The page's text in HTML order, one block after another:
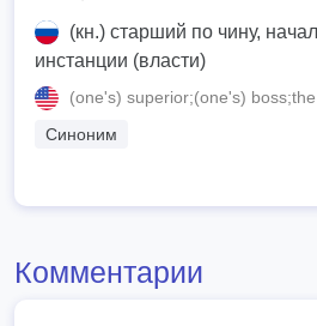
(кн.) старший по чину,
инстанции (власти)
(one's) superior;(one's)
Синоним
Комментарии